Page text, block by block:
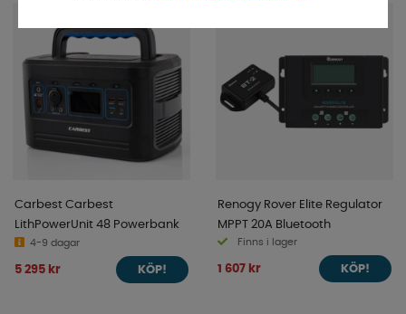
Carbest Carbest
LithPowerUnit 48 Powerbank
4-9 dagar
5 295 kr KÖP!
Renogy Rover Elite Regulator
MPPT 20A Bluetooth
Finns i lager
1 607 kr KÖP!